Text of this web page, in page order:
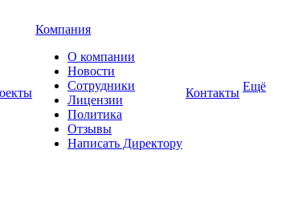
Компания
О компании
Новости
Сотрудники
Лицензии
Политика
Отзывы
Написать Директору
Контакты Ещё